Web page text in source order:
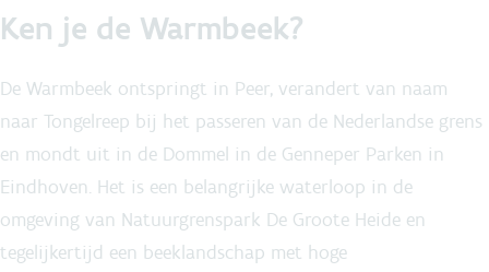
Ken je de Warmbeek?
De Warmbeek ontspringt in Peer, verandert van naam
naar Tongelreep bij het passeren van de Nederlandse grens
en mondt uit in de Dommel in de Genneper Parken in
Eindhoven. Het is een belangrijke waterloop in de
omgeving van Natuurgrenspark De Groote Heide en
tegelijkertijd een beeklandschap met hoge